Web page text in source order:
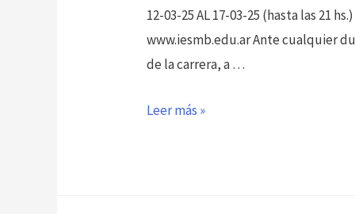
12-03-25 AL 17-03-25 (hasta las 21
www.iesmb.edu.ar Ante cualquier
de la carrera, a …
Inscripción
Leer más »